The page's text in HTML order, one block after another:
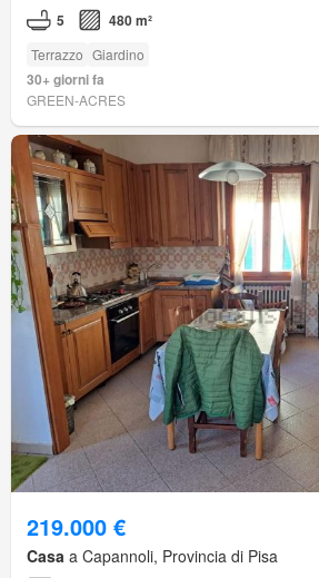
5 480 m²
Terrazzo Giardino
30+ giorni fa
GREEN-ACRES
219.000 €
Casa a Capannoli, Provincia di Pisa